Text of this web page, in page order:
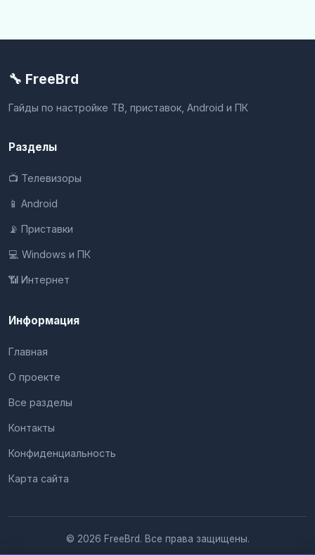
🔧 FreeBrd
Гайды по настройке ТВ, приставок, Android и ПК
Разделы
📺 Телевизоры
📱 Android
📡 Приставки
💻 Windows и ПК
📶 Интернет
Информация
Главная
О проекте
Все разделы
Контакты
Конфиденциальность
Карта сайта
© 2026 FreeBrd. Все права защищены.